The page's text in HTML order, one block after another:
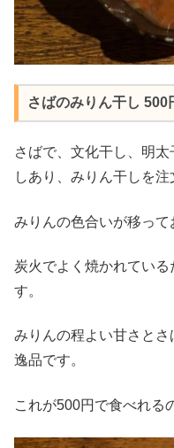
さばのみりん干し 500
さばで、文化干し、明
しあり、みりん干しを注
みりんの色合いが移って
炭火でよく焼かれてい
す。
みりんの程よい甘さと
逸品です。
これが500円で食べれる